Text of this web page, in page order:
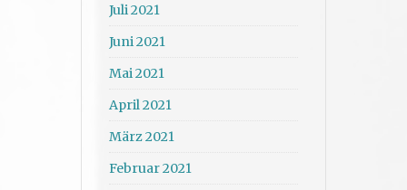
Juli 2021
Juni 2021
Mai 2021
April 2021
März 2021
Februar 2021